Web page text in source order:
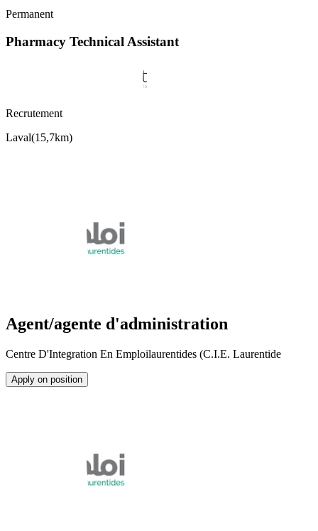
Permanent
Pharmacy Technical Assistant
Recrutement
Laval(15,7km)
Agent/agente d'administration
Centre D'Integration En Emploilaurentides (C.I.E. Laurentide
Apply on position